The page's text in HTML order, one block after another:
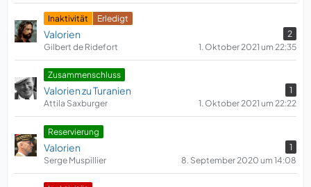
Inaktivität Erledigt
Valorien
2
Gilbert de Ridefort
1. Oktober 2021 um 22:35
Zusammenschluss
Valorien zu Turanien
1
Attila Saxburger
1. Oktober 2021 um 22:22
Reservierung
Valorien
1
Serge Muspillier
8. September 2020 um 14:08